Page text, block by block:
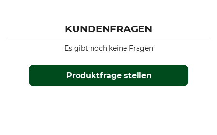
KUNDENFRAGEN
Produktfrage stellen
Es gibt noch keine Fragen